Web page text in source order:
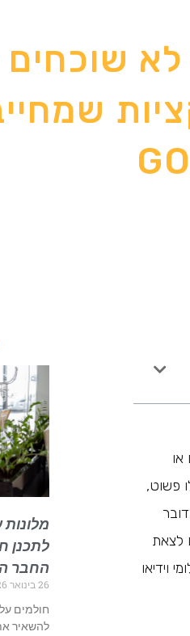
פשוט,
לצאת
וידיאו
לתכנן
החבר
26 בינואר 2026
חולמים
להשאיר